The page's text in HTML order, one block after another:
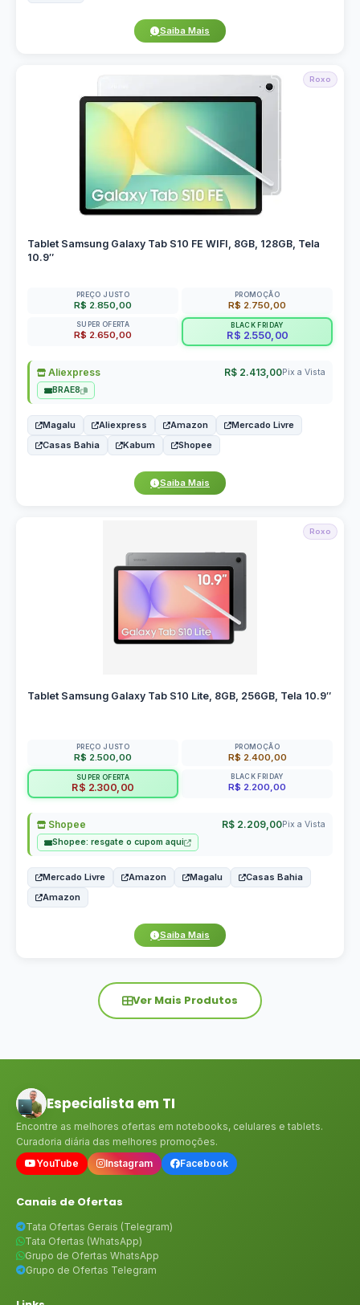
Saiba Mais
Roxo
Tablet Samsung Galaxy Tab S10 FE WIFI, 8GB, 128GB, Tela
10.9″
PREÇO JUSTO
R$ 2.850,00
PROMOÇÃO
R$ 2.750,00
SUPER OFERTA
R$ 2.650,00
BLACK FRIDAY
R$ 2.550,00
Aliexpress R$ 2.413,00Pix a Vista
BRAE8
Magalu Aliexpress Amazon
Mercado Livre
Casas Bahia
Kabum Shopee
Saiba Mais
Roxo
Tablet Samsung Galaxy Tab S10 Lite, 8GB, 256GB, Tela 10.9″
PREÇO JUSTO
R$ 2.500,00
PROMOÇÃO
R$ 2.400,00
SUPER OFERTA
R$ 2.300,00
BLACK FRIDAY
R$ 2.200,00
Shopee R$ 2.209,00Pix a Vista
Shopee: resgate o cupom aqui
Mercado Livre Amazon Magalu
Casas Bahia
Amazon
Saiba Mais
Ver Mais Produtos
Especialista em TI
Encontre as melhores ofertas em notebooks, celulares e tablets.
Curadoria diária das melhores promoções.
YouTube
Instagram Facebook
Canais de Ofertas
Tata Ofertas Gerais (Telegram)
Tata Ofertas (WhatsApp)
Grupo de Ofertas WhatsApp
Grupo de Ofertas Telegram